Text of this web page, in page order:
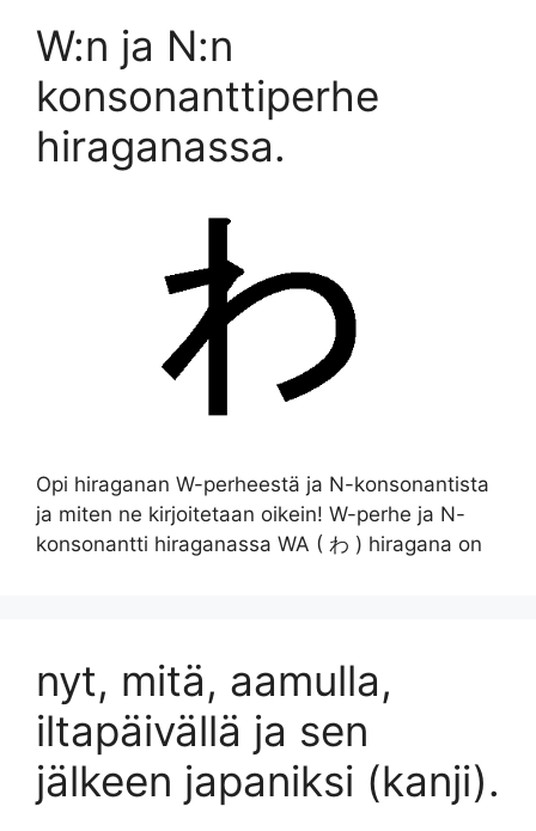
W:n ja N:n
konsonanttiperhe
hiraganassa.
Opi hiraganan W-perheestä ja N-konsonantista
ja miten ne kirjoitetaan oikein! W-perhe ja N-
konsonantti hiraganassa WA ( わ ) hiragana on
nyt, mitä, aamulla,
iltapäivällä ja sen
jälkeen japaniksi (kanji).